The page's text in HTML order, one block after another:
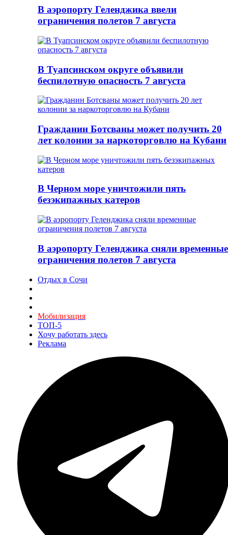
В аэропорту Геленджика ввели
ограничения полетов 7 августа
В Туапсинском округе объявили
беспилотную опасность 7 августа
Гражданин Ботсваны может получить 20
лет колонии за наркоторговлю на Кубани
В Черном море уничтожили пять
безэкипажных катеров
В аэропорту Геленджика сняли временные
ограничения полетов 7 августа
Отдых в Сочи
Мобилизация
ТОП-5
Хочу работать здесь
Реклама